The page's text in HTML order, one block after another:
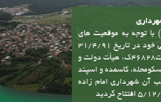
با توجه به موقعیت های
جمعیتی و جغرافیایی و زیارتی خود در تاریخ 31/4/91
طبق مصوبه شماره 82302/ت46828ک، هیأت دولت و
کاسمده و اسپند
آن شهرداری امام زاده